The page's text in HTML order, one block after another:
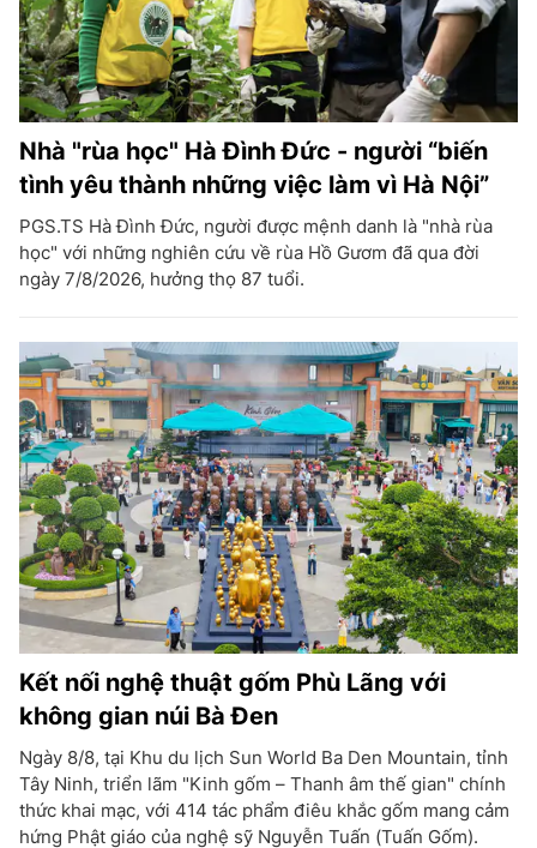
Nhà "rùa học" Hà Đình Đức - người “biến
tình yêu thành những việc làm vì Hà Nội”
PGS.TS Hà Đình Đức, người được mệnh danh là "nhà rùa
học" với những nghiên cứu về rùa Hồ Gươm đã qua đời
ngày 7/8/2026, hưởng thọ 87 tuổi.
Kết nối nghệ thuật gốm Phù Lãng với
không gian núi Bà Đen
Ngày 8/8, tại Khu du lịch Sun World Ba Den Mountain, tỉnh
Tây Ninh, triển lãm "Kinh gốm – Thanh âm thế gian" chính
thức khai mạc, với 414 tác phẩm điêu khắc gốm mang cảm
hứng Phật giáo của nghệ sỹ Nguyễn Tuấn (Tuấn Gốm).